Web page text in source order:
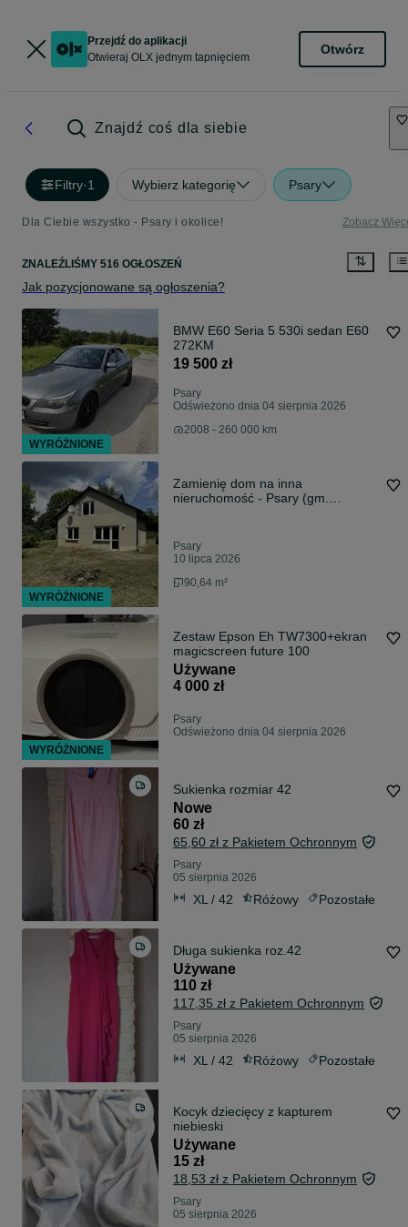
Przejdź do aplikacji
Otwieraj OLX jednym tapnięciem
Otwórz
Znajdź coś dla siebie
Filtry·1 Wybierz kategorię Psary
Dla Ciebie wszystko - Psary i okolice! Zobacz
ZNALEŹLIŚMY 516 OGŁOSZEŃ
Jak pozycjonowane są ogłoszenia?
BMW E60 Seria 5 530i sedan E60
272KM
19 500 zł
Psary
Odświeżono dnia 04 sierpnia 2026
2008 - 260 000 km
Zamienię dom na inna
nieruchomość - Psary (gm.
Psary
10 lipca 2026
90,64 m²
Zestaw Epson Eh TW7300+ekran
magicscreen future 100
Używane
4 000 zł
Psary
Odświeżono dnia 04 sierpnia 2026
Sukienka rozmiar 42
Nowe
60 zł
65,60 zł z Pakietem Ochronnym
Psary
05 sierpnia 2026
XL / 42 Różowy Pozostałe
Długa sukienka roz.42
Używane
110 zł
117,35 zł z Pakietem Ochronnym
Psary
05 sierpnia 2026
XL / 42 Różowy Pozostałe
Kocyk dziecięcy z kapturem
niebieski
Używane
15 zł
18,53 zł z Pakietem Ochronnym
Psary
05 sierpnia 2026
WYRÓŻNIONE
WYRÓŻNIONE
WYRÓŻNIONE